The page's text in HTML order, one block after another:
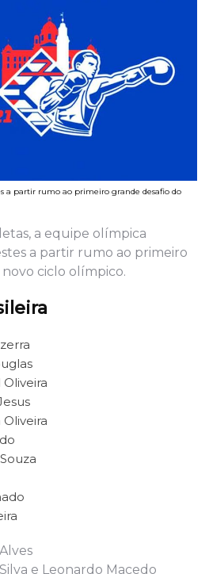
a partir rumo ao primeiro grande desafio do
a equipe olímpica
a partir rumo ao primeiro
ciclo olímpico.
e Leonardo Macedo